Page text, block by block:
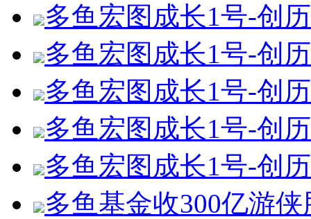
多鱼宏图成长1号-创
多鱼宏图成长1号-创
多鱼宏图成长1号-创
多鱼宏图成长1号-创
多鱼宏图成长1号-创
多鱼基金收300亿游侠